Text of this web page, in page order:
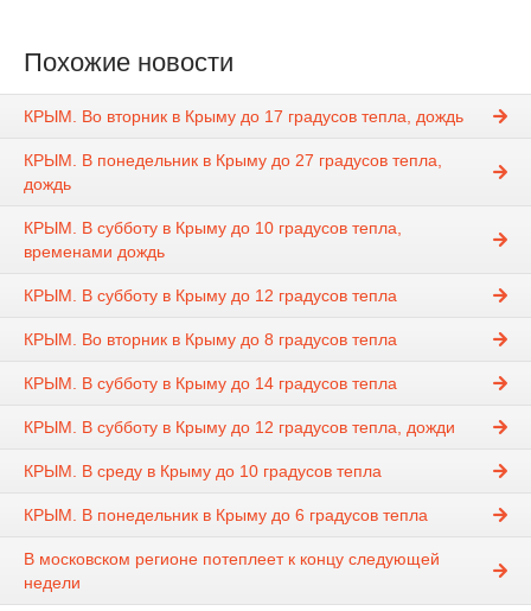
Похожие новости
КРЫМ. Во вторник в Крыму до 17 градусов тепла, дождь
КРЫМ. В понедельник в Крыму до 27 градусов тепла,
дождь
КРЫМ. В субботу в Крыму до 10 градусов тепла,
временами дождь
КРЫМ. В субботу в Крыму до 12 градусов тепла
КРЫМ. Во вторник в Крыму до 8 градусов тепла
КРЫМ. В субботу в Крыму до 14 градусов тепла
КРЫМ. В субботу в Крыму до 12 градусов тепла, дожди
КРЫМ. В среду в Крыму до 10 градусов тепла
КРЫМ. В понедельник в Крыму до 6 градусов тепла
В московском регионе потеплеет к концу следующей
недели